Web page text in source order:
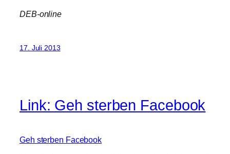
DEB-online
17. Juli 2013
Link: Geh sterben Facebook
Geh sterben Facebook